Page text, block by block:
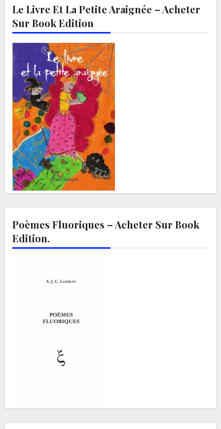
Le Livre Et La Petite Araignée – Acheter
Sur Book Edition
Poèmes Fluoriques – Acheter Sur Book
Edition.